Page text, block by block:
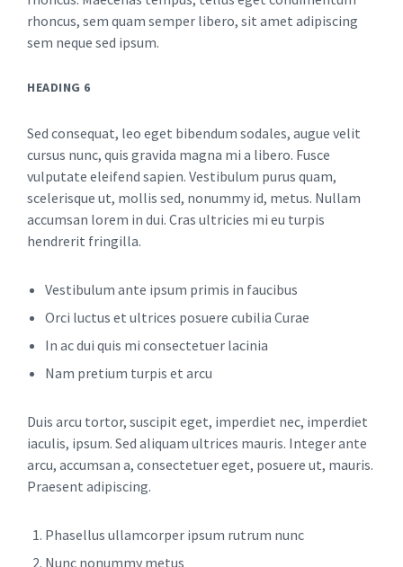
rhoncus, sem quam semper libero, sit amet adipiscing
sem neque sed ipsum.
HEADING 6
Sed consequat, leo eget bibendum sodales, augue velit
cursus nunc, quis gravida magna mi a libero. Fusce
vulputate eleifend sapien. Vestibulum purus quam,
scelerisque ut, mollis sed, nonummy id, metus. Nullam
accumsan lorem in dui. Cras ultricies mi eu turpis
hendrerit fringilla.
Vestibulum ante ipsum primis in faucibus
Orci luctus et ultrices posuere cubilia Curae
In ac dui quis mi consectetuer lacinia
Nam pretium turpis et arcu
Duis arcu tortor, suscipit eget, imperdiet nec, imperdiet
iaculis, ipsum. Sed aliquam ultrices mauris. Integer ante
arcu, accumsan a, consectetuer eget, posuere ut, mauris.
Praesent adipiscing.
Phasellus ullamcorper ipsum rutrum nunc
Nunc nonummy metus